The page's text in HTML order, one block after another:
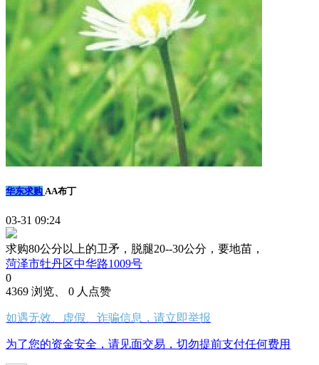
华东求购 AA布丁
03-31 09:24
求购80公分以上的卫矛，脱腿20--30公分，要地苗，
菏泽市牡丹区中华路1009号
0
4369 浏览、 0 人点赞
如遇无效、虚假、诈骗信息，请立即举报
为了您的资金安全，请见面交易，切勿提前支付任何费用